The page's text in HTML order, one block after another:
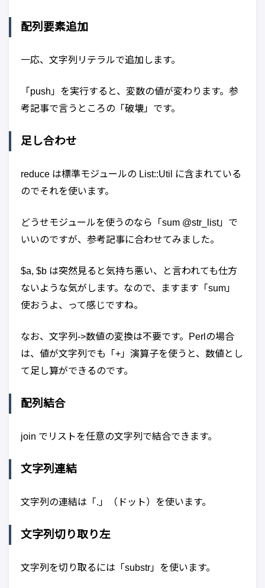
配列要素追加
一応、文字列リテラルで追加します。
「push」を実行すると、変数の値が変わります。参
考記事で言うところの「破壊」です。
足し合わせ
reduce は標準モジュールの List::Util に含まれている
のでそれを使います。
どうせモジュールを使うのなら「sum @str_list」で
いいのですが、参考記事に合わせてみました。
$a, $b は突然見ると気持ち悪い、と言われても仕方
ないような気がします。なので、ますます「sum」
使おうよ、って感じですね。
なお、文字列->数値の変換は不要です。Perlの場合
は、値が文字列でも「+」演算子を使うと、数値とし
て足し算ができるのです。
配列結合
join でリストを任意の文字列で結合できます。
文字列連結
文字列の連結は「.」（ドット）を使います。
文字列切り取り左
文字列を切り取るには「substr」を使います。